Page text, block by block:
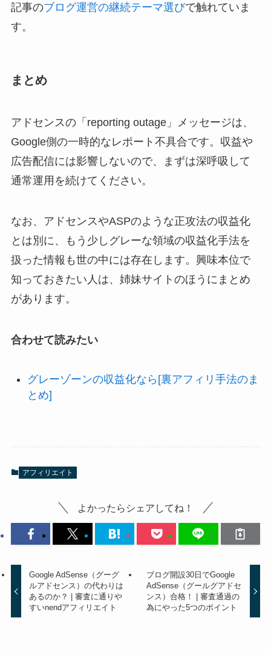
記事のブログ運営の継続テーマ選びで触れていま
す。
まとめ
アドセンスの「reporting outage」メッセージは、
Google側の一時的なレポート不具合です。収益や
広告配信には影響しないので、まずは深呼吸して
通常運用を続けてください。
なお、アドセンスやASPのような正攻法の収益化
とは別に、もう少しグレーな領域の収益化手法を
扱った情報も世の中には存在します。興味本位で
知っておきたい人は、姉妹サイトのほうにまとめ
があります。
合わせて読みたい
グレーゾーンの収益化なら[裏アフィリ手法のま
とめ]
アフィリエイト
よかったらシェアしてね！
Google AdSense（グーグ
ルアドセンス）の代わりは
あるのか？ | 審査に通りや
すいnendアフィリエイト
ブログ開設30日でGoogle
AdSense（グールグアドセ
ンス）合格！ | 審査通過の
為にやった5つのポイント